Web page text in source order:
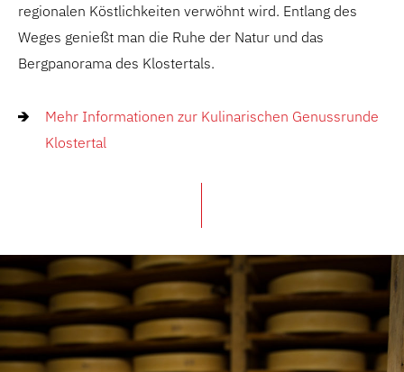
regionalen Köstlichkeiten verwöhnt wird. Entlang des
Weges genießt man die Ruhe der Natur und das
Bergpanorama des Klostertals.
Mehr Informationen zur Kulinarischen Genussrunde
Klostertal